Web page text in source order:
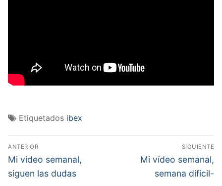
Etiquetados ibex
Navegación
de
entradas
ANTERIOR
Entrada
anterior:
Mi vídeo semanal,
siguen las dudas
SIGUIENTE
Entrada
siguiente:
Mi vídeo semanal,
semana dificil-